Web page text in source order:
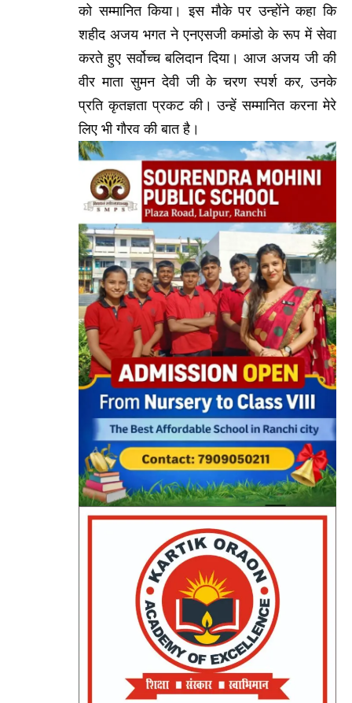
को सम्मानित किया। इस मौके पर उन्होंने कहा कि
शहीद अजय भगत ने एनएसजी कमांडो के रूप में सेवा
करते हुए सर्वोच्च बलिदान दिया। आज अजय जी की
वीर माता सुमन देवी जी के चरण स्पर्श कर, उनके
प्रति कृतज्ञता प्रकट की। उन्हें सम्मानित करना मेरे
लिए भी गौरव की बात है।